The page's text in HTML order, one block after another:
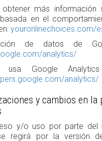
obtener más información
en el
youronlinechoices.com/
de datos de
analytics/
usa Google
analytics/
y cambios en la
y/o uso por parte del
regirá por la versión